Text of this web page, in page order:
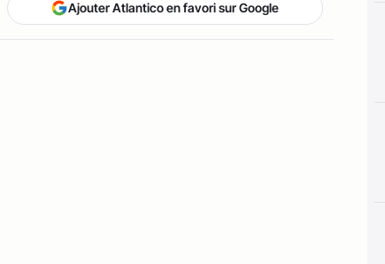
Ajouter Atlantico en favori sur Google